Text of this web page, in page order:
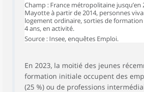
Champ : France métropolitaine jusqu’en
Mayotte à partir de 2014, personnes
logement ordinaire, sorties de
4 ans, en activité.
Source : Insee, enquêtes Emploi.
En 2023, la moitié des jeunes
formation initiale occupent des
(25 %) ou de professions